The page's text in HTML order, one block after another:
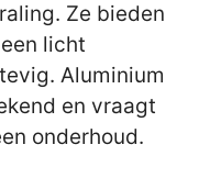
Ze bieden
licht
Aluminium
en vraagt
onderhoud.